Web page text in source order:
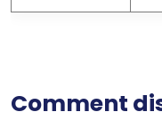
Comment